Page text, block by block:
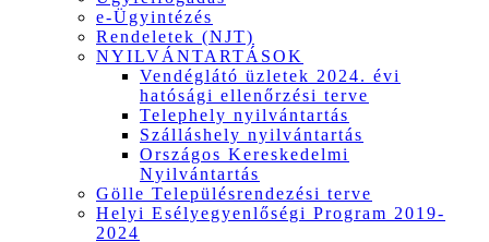
e-Ügyintézés
Rendeletek (NJT)
NYILVÁNTARTÁSOK
Vendéglátó üzletek 2024. évi
hatósági ellenőrzési terve
Telephely nyilvántartás
Szálláshely nyilvántartás
Országos Kereskedelmi
Nyilvántartás
Gölle Településrendezési terve
Helyi Esélyegyenlőségi Program 2019-
2024